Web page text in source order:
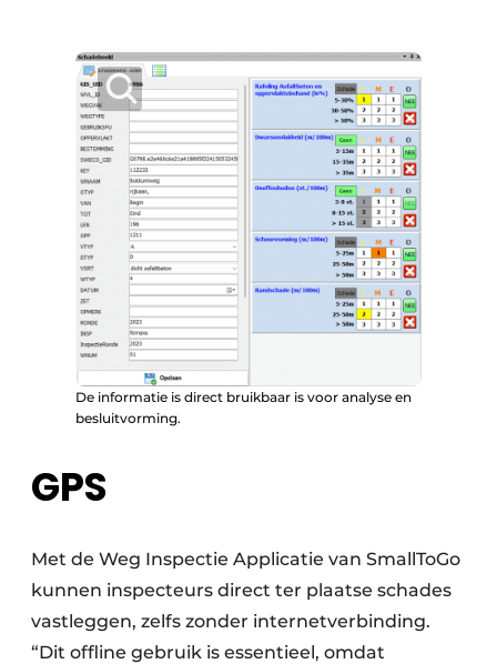
De informatie is direct bruikbaar is voor analyse en
besluitvorming.
GPS
Met de Weg Inspectie Applicatie van SmallToGo
kunnen inspecteurs direct ter plaatse schades
vastleggen, zelfs zonder internetverbinding.
“Dit offline gebruik is essentieel, omdat